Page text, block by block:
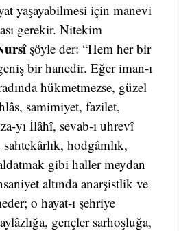
yaşayabilmesi için manevi
gerekir. Nitekim
şöyle der: “Hem her bir
bir hanedir. Eğer iman-ı
hükmetmezse, güzel
samimiyet, fazilet,
yı İlâhî, sevab-ı uhrevî
hodgâmlık,
gibi haller meydan
altında anarşistlik ve
o hayat-ı şehriye
gençler sarhoşluğa,